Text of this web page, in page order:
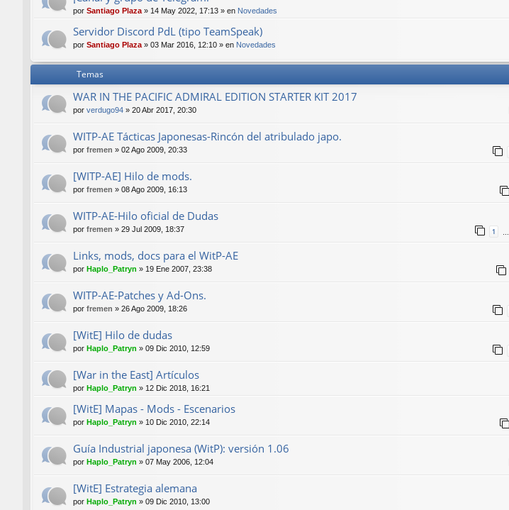
por Santiago Plaza» 14 May 2022, 17:13 » en Novedades
Servidor Discord PdL (tipo TeamSpeak)
por Santiago Plaza» 03 Mar 2016, 12:10 » en Novedades
Temas
WAR IN THE PACIFIC ADMIRAL EDITION STARTER KIT 2017
por verdugo94 » 20 Abr 2017, 20:30
WITP-AE Tácticas Japonesas-Rincón del atribulado japo.
por fremen » 02 Ago 2009, 20:33
[WITP-AE] Hilo de mods.
por fremen » 08 Ago 2009, 16:13
WITP-AE-Hilo oficial de Dudas
por fremen » 29 Jul 2009, 18:37 1
Links, mods, docs para el WitP-AE
por Haplo_Patryn » 19 Ene 2007, 23:38
WITP-AE-Patches y Ad-Ons.
por fremen » 26 Ago 2009, 18:26
[WitE] Hilo de dudas
por Haplo_Patryn » 09 Dic 2010, 12:59
[War in the East] Artículos
por Haplo_Patryn » 12 Dic 2018, 16:21
[WitE] Mapas - Mods - Escenarios
por Haplo_Patryn » 10 Dic 2010, 22:14
Guía Industrial japonesa (WitP): versión 1.06
por Haplo_Patryn » 07 May 2006, 12:04
[WitE] Estrategia alemana
por Haplo_Patryn » 09 Dic 2010, 13:00